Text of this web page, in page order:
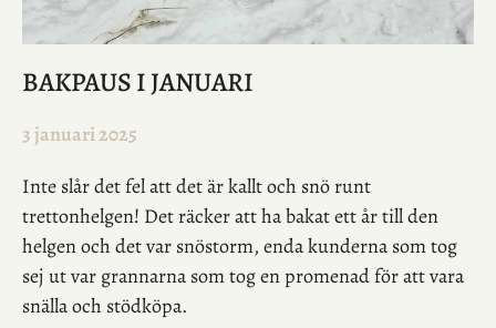
BAKPAUS I JANUARI
3 januari 2025
Inte slår det fel att det är kallt och snö runt
trettonhelgen! Det räcker att ha bakat ett år till den
helgen och det var snöstorm, enda kunderna som tog
sej ut var grannarna som tog en promenad för att vara
snälla och stödköpa.